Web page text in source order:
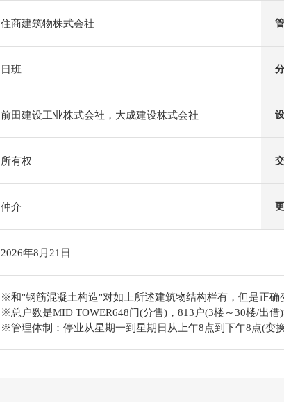
住商建筑物株式会社
日班
前田建设工业株式会社，大成建设株式会社
所有权
仲介
2026年8月21日
※和"钢筋混凝土构造"对如上所述建筑物结构栏有，但是正确
※总户数是MID TOWER648门(分售)，813户(3楼～30楼/出借
※管理体制：停业从星期一到星期日从上午8点到下午8点(变